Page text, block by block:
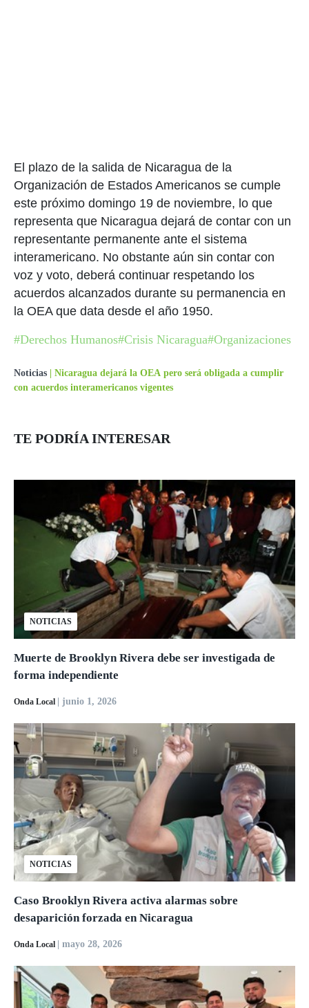
El plazo de la salida de Nicaragua de la
Organización de Estados Americanos se cumple
este próximo domingo 19 de noviembre, lo que
representa que Nicaragua dejará de contar con un
representante permanente ante el sistema
interamericano. No obstante aún sin contar con
voz y voto, deberá continuar respetando los
acuerdos alcanzados durante su permanencia en
la OEA que data desde el año 1950.
#Derechos Humanos#Crisis Nicaragua#Organizaciones
Noticias
Nicaragua dejará la OEA pero será obligada a cumplir
con acuerdos interamericanos vigentes
TE PODRÍA INTERESAR
NOTICIAS
Muerte de Brooklyn Rivera debe ser investigada de
forma independiente
Onda Local | junio 1, 2026
NOTICIAS
Caso Brooklyn Rivera activa alarmas sobre
desaparición forzada en Nicaragua
Onda Local | mayo 28, 2026